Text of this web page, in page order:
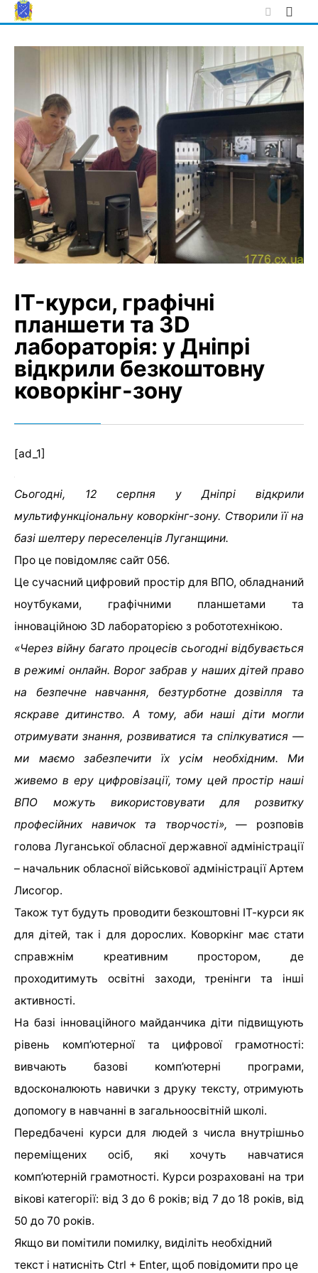
Skip
to
IT-курси, графічні
планшети та ЗD
лабораторія: у Дніпрі
відкрили безкоштовну
коворкінг-зону
[ad_1]
Сьогодні, 12 серпня у Дніпрі відкрили
мультифункціональну коворкінг-зону. Створили її на
базі шелтеру переселенців Луганщини.
Про це повідомляє сайт 056.
Це сучасний цифровий простір для ВПО, обладнаний
ноутбуками, графічними планшетами та
інноваційною ЗD лабораторією з робототехнікою.
«Через війну багато процесів сьогодні відбувається
в режимі онлайн. Ворог забрав у наших дітей право
на безпечне навчання, безтурботне дозвілля та
яскраве дитинство. А тому, аби наші діти могли
отримувати знання, розвиватися та спілкуватися —
ми маємо забезпечити їх усім необхідним. Ми
живемо в еру цифровізації, тому цей простір наші
ВПО можуть використовувати для розвитку
професійних навичок та творчості», — розповів
голова Луганської обласної державної адміністрації
– начальник обласної військової адміністрації Артем
Лисогор.
Також тут будуть проводити безкоштовні ІТ-курси як
для дітей, так і для дорослих. Коворкінг має стати
справжнім креативним простором, де
проходитимуть освітні заходи, тренінги та інші
активності.
На базі інноваційного майданчика діти підвищують
рівень комп’ютерної та цифрової грамотності:
вивчають базові комп’ютерні програми,
вдосконалюють навички з друку тексту, отримують
допомогу в навчанні в загальноосвітній школі.
Передбачені курси для людей з числа внутрішньо
переміщених осіб, які хочуть навчатися
комп’ютерній грамотності. Курси розраховані на три
вікові категорії: від 3 до 6 років; від 7 до 18 років, від
50 до 70 років.
Якщо ви помітили помилку, виділіть необхідний
текст і натисніть Ctrl + Enter, щоб повідомити про це